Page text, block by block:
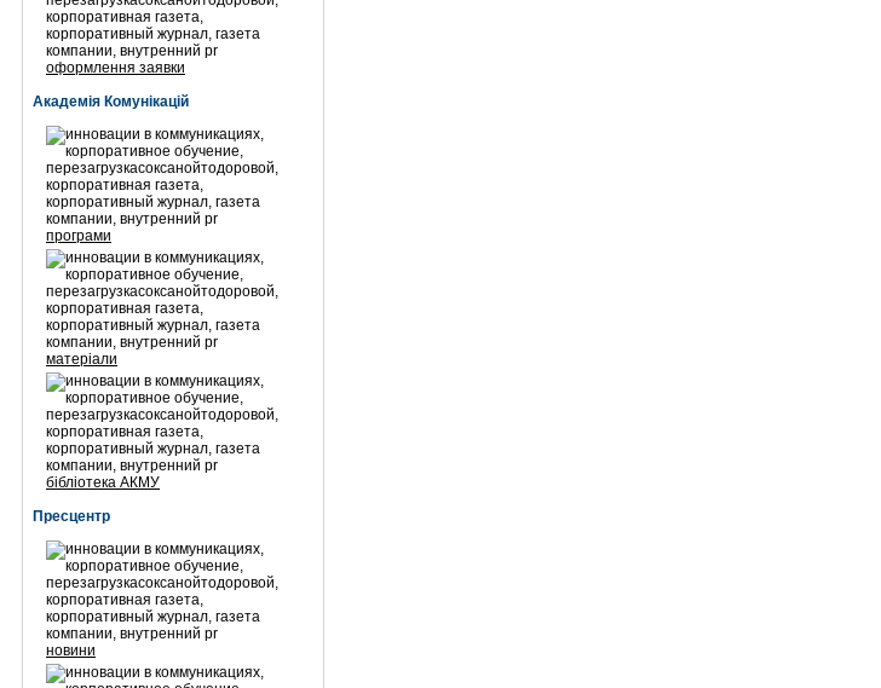
оформлення заявки
Академія Комунікацій
програми
матеріали
бібліотека АКМУ
Пресцентр
новини